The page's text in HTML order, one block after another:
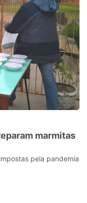
marmitas
pela pandemia